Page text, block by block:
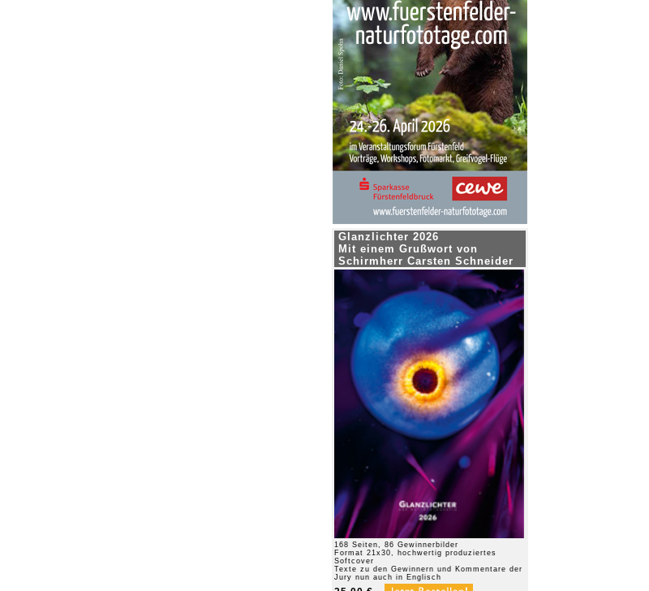
Glanzlichter 2026
Mit einem Grußwort von
Schirmherr Carsten Schneider
168 Seiten, 86 Gewinnerbilder
Format 21x30, hochwertig produziertes
Softcover
Texte zu den Gewinnern und Kommentare der
Jury nun auch in Englisch